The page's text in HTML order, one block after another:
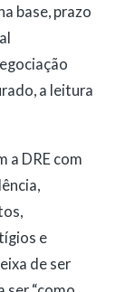
base, prazo
a leitura
a DRE com
e
de ser